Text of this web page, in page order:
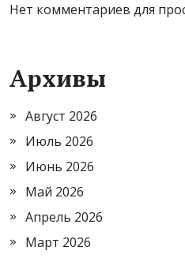
Нет комментариев для
Архивы
Август 2026
Июль 2026
Июнь 2026
Май 2026
Апрель 2026
Март 2026